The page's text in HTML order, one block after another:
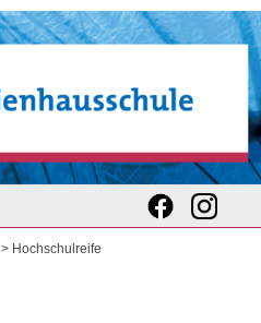
> Hochschulreife